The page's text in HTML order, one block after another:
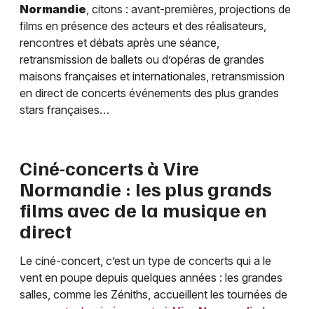
Normandie, citons : avant-premières, projections de
films en présence des acteurs et des réalisateurs,
rencontres et débats après une séance,
retransmission de ballets ou d’opéras de grandes
maisons françaises et internationales, retransmission
en direct de concerts événements des plus grandes
stars françaises…
Ciné-concerts à Vire
Normandie : les plus grands
films avec de la musique en
direct
Le ciné-concert, c’est un type de concerts qui a le
vent en poupe depuis quelques années : les grandes
salles, comme les Zéniths, accueillent les tournées de